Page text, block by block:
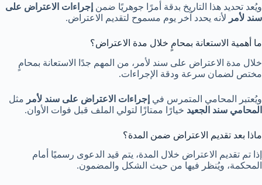
ويُعد تحديد هذا التاريخ بدقة أمرًا جوهريًا ضمن إجراءات الاعتراض على
سند لأمر لأنه يحدد آخر يوم مسموح لتقديم الاعتراض.
ما أهمية الاستعانة بمحامٍ خلال مدة الاعتراض؟
خلال مدة الاعتراض على سند لأمر، من المهم جدًا الاستعانة بمحامٍ
مختص لضمان سرعة ودقة الإجراءات.
ويُعتبر المحامي المتمرس في إجراءات الاعتراض على سند لأمر مثل
المحامي سند الجعيد خيارًا ممتازًا لتولي الملف قبل فوات الأوان.
ماذا بعد تقديم الاعتراض ضمن المدة؟
إذا تم تقديم الاعتراض خلال المدة، يتم قيد الدعوى رسميًا أمام
المحكمة، ويُنظر فيها من حيث الشكل والمضمون.